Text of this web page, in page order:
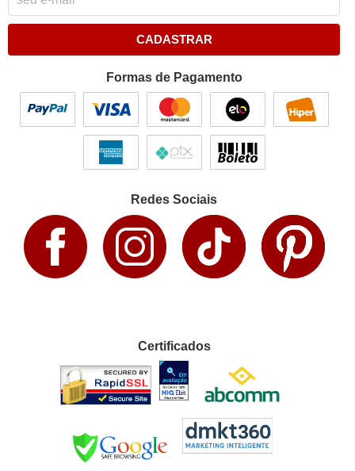
CADASTRAR
Formas de Pagamento
Redes Sociais
Certificados